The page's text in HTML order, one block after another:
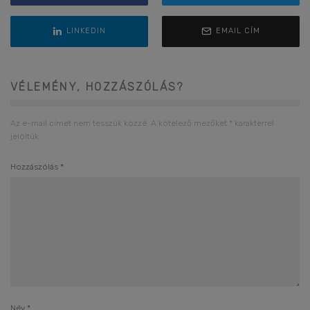
LINKEDIN EMAIL CÍM
VÉLEMÉNY, HOZZÁSZÓLÁS?
Az e-mail címet nem tesszük közzé. A kötelező mezőket * karakterrel
jelöltük
Hozzászólás *
Név *